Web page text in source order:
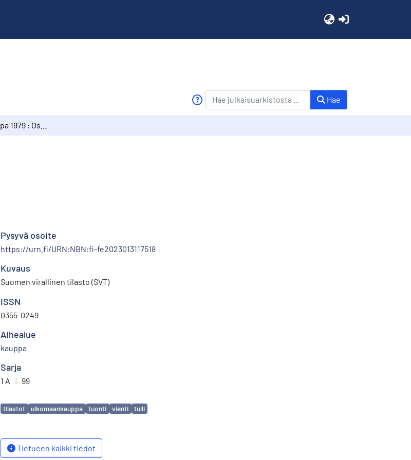
Hae
Pysyvä osoite
https://urn.fi/URN:NBN:fi-fe2023013117518
Kuvaus
Suomen virallinen tilasto (SVT)
ISSN
0355-0249
Aihealue
kauppa
Sarja
1 A | 99
Avainsanat
tilastot ulkomaankauppa tuonti vienti tulli
Tietueen kaikki tiedot